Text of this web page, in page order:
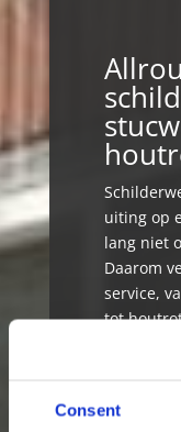
Consent
uiting op
lang niet
Daarom
service,
tot
doen wij
gericht